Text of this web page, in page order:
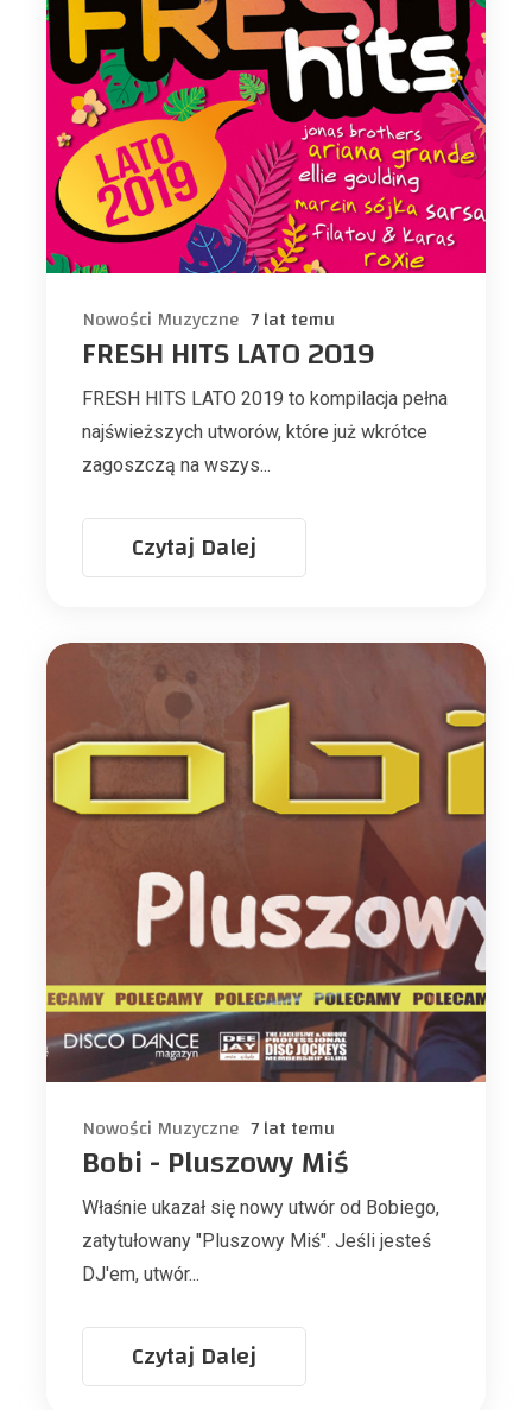
Nowości Muzyczne 7 lat temu
FRESH HITS LATO 2019
FRESH HITS LATO 2019 to kompilacja pełna
najświeższych utworów, które już wkrótce
zagoszczą na wszys...
Czytaj Dalej
Nowości Muzyczne 7 lat temu
Bobi - Pluszowy Miś
Właśnie ukazał się nowy utwór od Bobiego,
zatytułowany "Pluszowy Miś". Jeśli jesteś
DJ'em, utwór...
Czytaj Dalej